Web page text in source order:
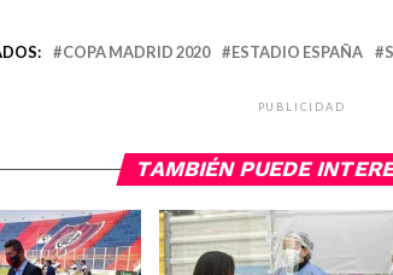
COPA MADRID 2020 ESTADIO ESPAÑA
PUBLICIDAD
TAMBIÉN PUEDE